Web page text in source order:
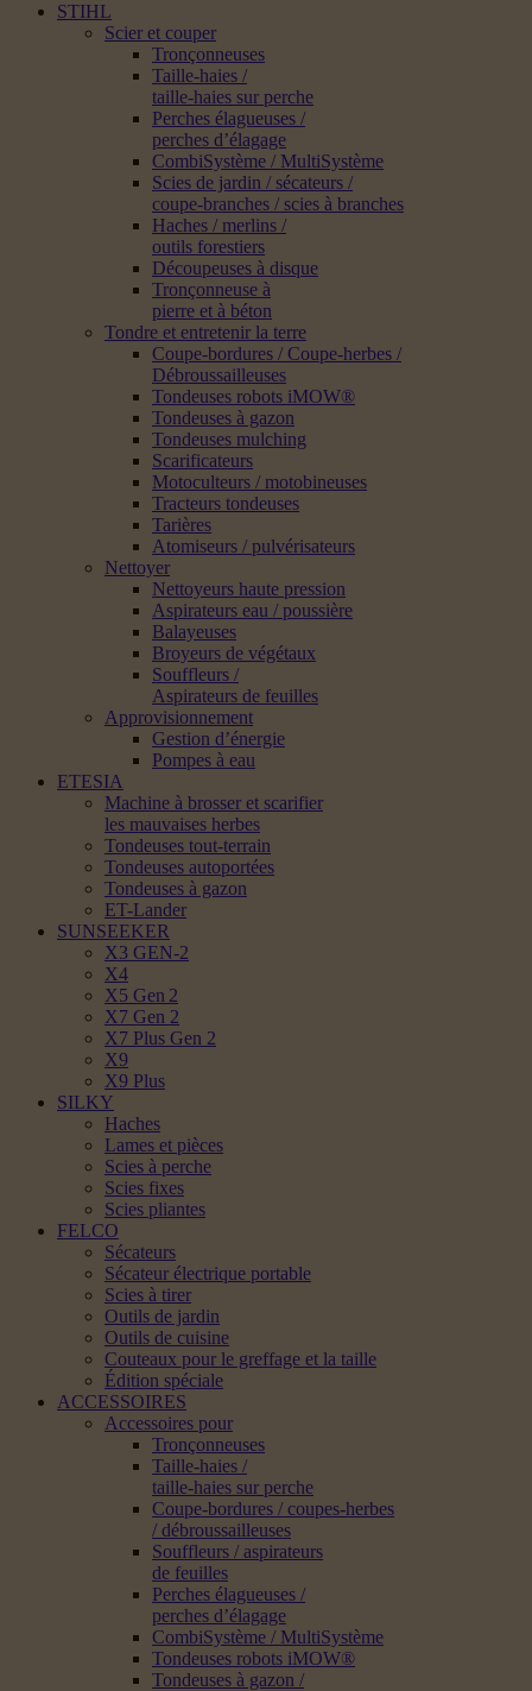
STIHL
Scier et couper
Tronçonneuses
Taille-haies /
taille-haies sur perche
Perches élagueuses /
perches d’élagage
CombiSystème / MultiSystème
Scies de jardin / sécateurs /
coupe-branches / scies à branches
Haches / merlins /
outils forestiers
Découpeuses à disque
Tronçonneuse à
pierre et à béton
Tondre et entretenir la terre
Coupe-bordures / Coupe-herbes /
Débroussailleuses
Tondeuses robots iMOW®
Tondeuses à gazon
Tondeuses mulching
Scarificateurs
Motoculteurs / motobineuses
Tracteurs tondeuses
Tarières
Atomiseurs / pulvérisateurs
Nettoyer
Nettoyeurs haute pression
Aspirateurs eau / poussière
Balayeuses
Broyeurs de végétaux
Souffleurs /
Aspirateurs de feuilles
Approvisionnement
Gestion d’énergie
Pompes à eau
ETESIA
Machine à brosser et scarifier
les mauvaises herbes
Tondeuses tout-terrain
Tondeuses autoportées
Tondeuses à gazon
ET-Lander
SUNSEEKER
X3 GEN-2
X4
X5 Gen 2
X7 Gen 2
X7 Plus Gen 2
X9
X9 Plus
SILKY
Haches
Lames et pièces
Scies à perche
Scies fixes
Scies pliantes
FELCO
Sécateurs
Sécateur électrique portable
Scies à tirer
Outils de jardin
Outils de cuisine
Couteaux pour le greffage et la taille
Édition spéciale
ACCESSOIRES
Accessoires pour
Tronçonneuses
Taille-haies /
taille-haies sur perche
Coupe-bordures / coupes-herbes
/ débroussailleuses
Souffleurs / aspirateurs
de feuilles
Perches élagueuses /
perches d’élagage
CombiSystème / MultiSystème
Tondeuses robots iMOW®
Tondeuses à gazon /